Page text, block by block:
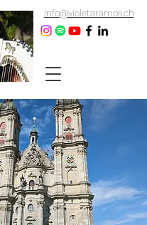
info@violetaramos.ch